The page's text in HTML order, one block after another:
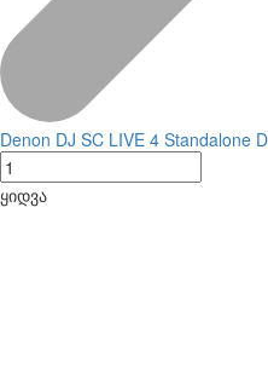
Denon DJ SC LIVE 4 Standalone
ყიდვა